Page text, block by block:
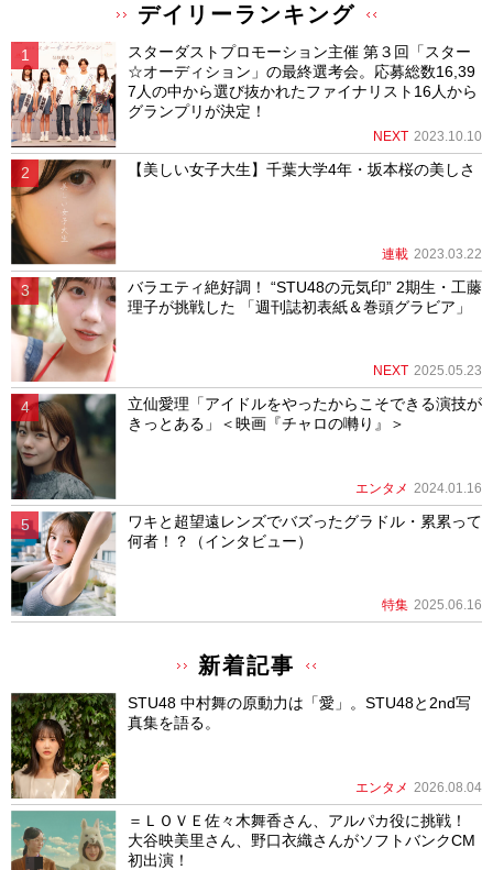
デイリーランキング
スターダストプロモーション主催 第３回「スター
☆オーディション」の最終選考会。応募総数16,39
7人の中から選び抜かれたファイナリスト16人から
グランプリが決定！
NEXT 2023.10.10
【美しい女子大生】千葉大学4年・坂本桜の美しさ
連載 2023.03.22
バラエティ絶好調！ “STU48の元気印” 2期生・工藤
理子が挑戦した 「週刊誌初表紙＆巻頭グラビア」
NEXT 2025.05.23
立仙愛理「アイドルをやったからこそできる演技が
きっとある」＜映画『チャロの囀り』＞
エンタメ 2024.01.16
ワキと超望遠レンズでバズったグラドル・累累って
何者！？（インタビュー）
特集 2025.06.16
新着記事
STU48 中村舞の原動力は「愛」。STU48と2nd写
真集を語る。
エンタメ 2026.08.04
＝ＬＯＶＥ佐々木舞香さん、アルパカ役に挑戦！
大谷映美里さん、野口衣織さんがソフトバンクCM
初出演！